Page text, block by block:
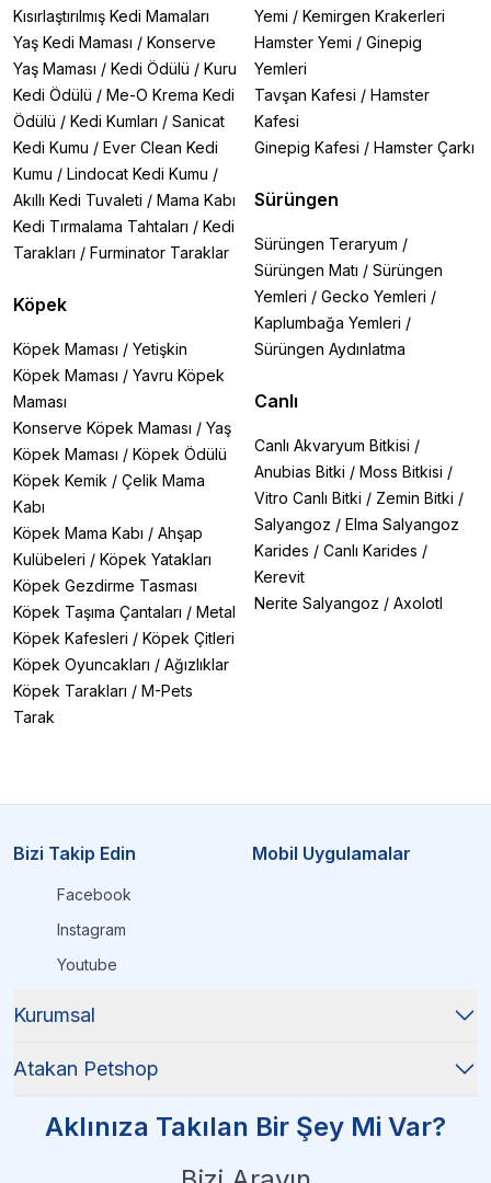
Kısırlaştırılmış Kedi Mamaları
Yaş Kedi Maması / Konserve
Yaş Maması / Kedi Ödülü / Kuru
Kedi Ödülü / Me-O Krema Kedi
Ödülü / Kedi Kumları / Sanicat
Kedi Kumu / Ever Clean Kedi
Kumu / Lindocat Kedi Kumu /
Akıllı Kedi Tuvaleti / Mama Kabı
Kedi Tırmalama Tahtaları / Kedi
Tarakları / Furminator Taraklar
Köpek
Köpek Maması / Yetişkin
Köpek Maması / Yavru Köpek
Maması
Konserve Köpek Maması / Yaş
Köpek Maması / Köpek Ödülü
Köpek Kemik / Çelik Mama
Kabı
Köpek Mama Kabı / Ahşap
Kulübeleri / Köpek Yatakları
Köpek Gezdirme Tasması
Köpek Taşıma Çantaları / Metal
Köpek Kafesleri / Köpek Çitleri
Köpek Oyuncakları / Ağızlıklar
Köpek Tarakları / M-Pets
Tarak
Yemi / Kemirgen Krakerleri
Hamster Yemi / Ginepig
Yemleri
Tavşan Kafesi / Hamster
Kafesi
Ginepig Kafesi / Hamster Çarkı
Sürüngen
Sürüngen Teraryum /
Sürüngen Matı / Sürüngen
Yemleri / Gecko Yemleri /
Kaplumbağa Yemleri /
Sürüngen Aydınlatma
Canlı
Canlı Akvaryum Bitkisi /
Anubias Bitki / Moss Bitkisi /
Vitro Canlı Bitki / Zemin Bitki /
Salyangoz / Elma Salyangoz
Karides / Canlı Karides /
Kerevit
Nerite Salyangoz / Axolotl
Bizi Takip Edin
Facebook
Instagram
Youtube
Mobil Uygulamalar
Kurumsal
Atakan Petshop
Aklınıza Takılan Bir Şey Mi Var?